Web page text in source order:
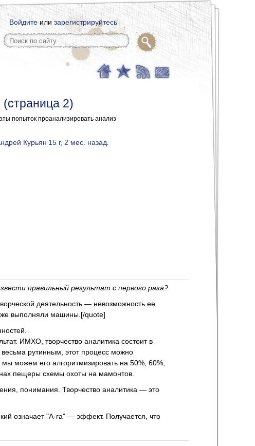
Войдитеилизарегистрируйтесь
(страница 2)
попыток проанализировать анализ
Курьян 15 г, 2 мес. назад.
правильный результат с первого раза?
деятельность — невозможность ее
выполняли машины.[/quote]
ИМХО, творчество аналитика состоит в
рутинным, этот процесс можно
можем его алгоритмизировать на 50%, 60%,
пещеры схемы охоты на мамонтов.
понимания. Творчество аналитика — это
означает "А-га" — эффект. Получается, что